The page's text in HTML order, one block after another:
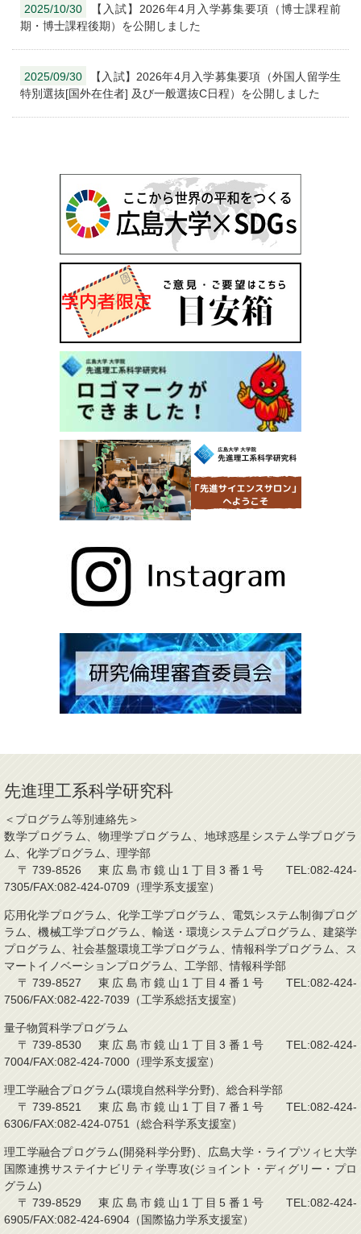
2025/10/30
【入試】2026年4月入学募集要項（博士課程前
期・博士課程後期）を公開しました
2025/09/30
【入試】2026年4月入学募集要項（外国人留学生
特別選抜[国外在住者] 及び一般選抜C日程）を公開しました
先進理工系科学研究科
＜プログラム等別連絡先＞
数学プログラム、物理学プログラム、地球惑星システム学プログラ
ム、化学プログラム、理学部
〒739-8526 東広島市鏡山1丁目3番1号 TEL:082-424-
7305/FAX:082-424-0709（理学系支援室）
応用化学プログラム、化学工学プログラム、電気システム制御プログ
ラム、機械工学プログラム、輸送・環境システムプログラム、建築学
プログラム、社会基盤環境工学プログラム、情報科学プログラム、ス
マートイノベーションプログラム、工学部、情報科学部
〒739-8527 東広島市鏡山1丁目4番1号 TEL:082-424-
7506/FAX:082-422-7039（工学系総括支援室）
量子物質科学プログラム
〒739-8530 東広島市鏡山1丁目3番1号 TEL:082-424-
7004/FAX:082-424-7000（理学系支援室）
理工学融合プログラム(環境自然科学分野)、総合科学部
〒739-8521 東広島市鏡山1丁目7番1号 TEL:082-424-
6306/FAX:082-424-0751（総合科学系支援室）
理工学融合プログラム(開発科学分野)、広島大学・ライプツィヒ大学
国際連携サステイナビリティ学専攻(ジョイント・ディグリー・プロ
グラム)
〒739-8529 東広島市鏡山1丁目5番1号 TEL:082-424-
6905/FAX:082-424-6904（国際協力学系支援室）